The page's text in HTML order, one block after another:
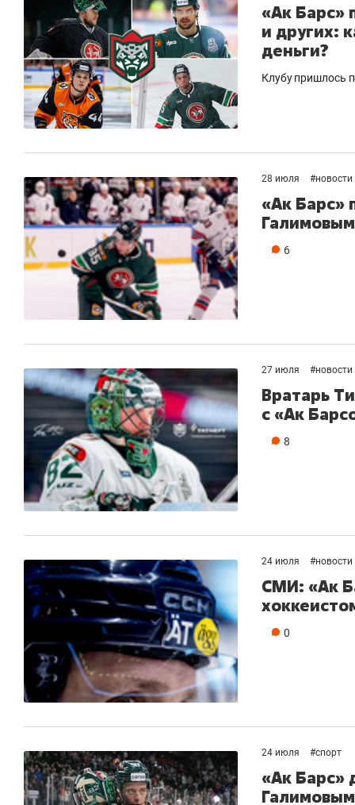
«Ак Барс»
и других:
деньги?
Клубу пришлось
28 июля #новости
«Ак Барс»
6
27 июля #новости
Вратарь
с «Ак
8
24 июля #новости
СМИ: «Ак
0
24 июля #спорт
«Ак Барс»